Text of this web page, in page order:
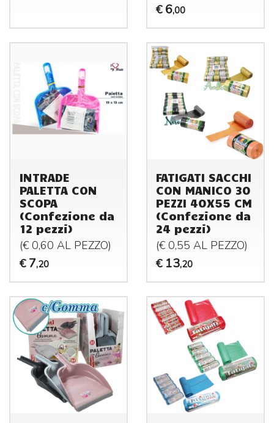
€ 6,00
INTRADE
PALETTA CON
SCOPA
(Confezione da
12 pezzi)
(€ 0,60 AL PEZZO)
€ 7,20
FATIGATI SACCHI
CON MANICO 30
PEZZI 40X55 CM
(Confezione da
24 pezzi)
(€ 0,55 AL PEZZO)
€ 13,20